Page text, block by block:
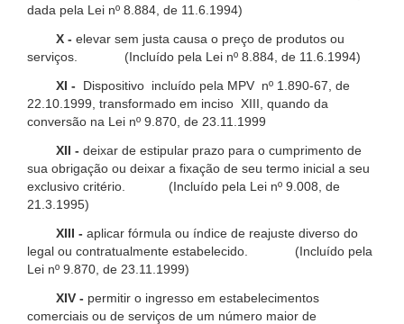
dada pela Lei nº 8.884, de 11.6.1994)
X - elevar sem justa causa o preço de produtos ou
serviços. (Incluído pela Lei nº 8.884, de 11.6.1994)
XI -
Dispositivo incluído pela MPV nº 1.890-67, de
22.10.1999, transformado em inciso XIII, quando da
conversão na Lei nº 9.870, de 23.11.1999
XII - deixar de estipular prazo para o cumprimento de
sua obrigação ou deixar a fixação de seu termo inicial a seu
exclusivo critério. (Incluído pela Lei nº 9.008, de
21.3.1995)
XIII - aplicar fórmula ou índice de reajuste diverso do
legal ou contratualmente estabelecido. (Incluído pela
Lei nº 9.870, de 23.11.1999)
XIV - permitir o ingresso em estabelecimentos
comerciais ou de serviços de um número maior de